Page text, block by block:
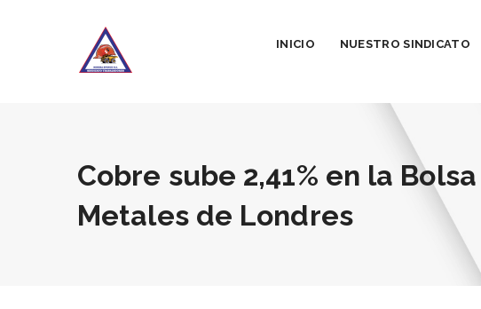
INICIO NUESTRO SINDICATO
Cobre sube 2,41% en la
Metales de Londres